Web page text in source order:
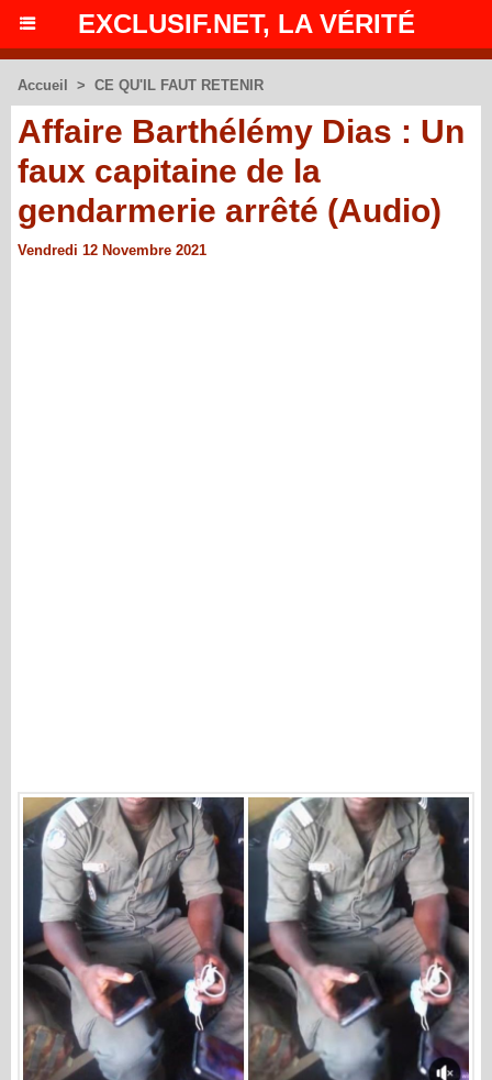
EXCLUSIF.NET, LA VÉRITÉ
Accueil > CE QU'IL FAUT RETENIR
Affaire Barthélémy Dias : Un
faux capitaine de la
gendarmerie arrêté (Audio)
Vendredi 12 Novembre 2021